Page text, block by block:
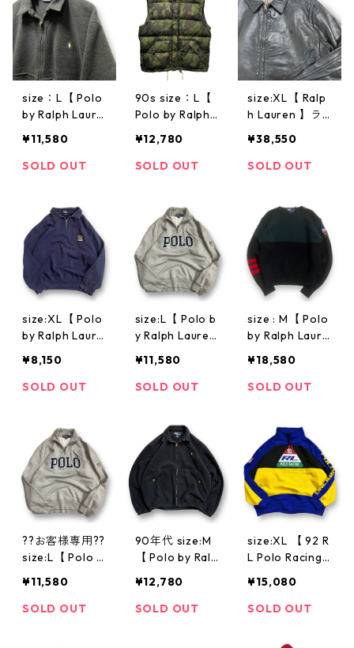
イプ 紺 ネイビ
ー 古着 古着屋
高円寺 ビンテ
ージ n40418
高円寺 ビンテ
ージ n40111
size：L【 Polo
by Ralph Laure
ローレン フリ
ースジャケット
古着屋 ビンテ
ージ n40118
¥11,580
SOLD OUT
90s size：L【
Polo by Ralph
ラルフローレン
ダウンベスト
ザー カモフラ
高円寺 古着 古
着屋 ビンテー
ジ n40124
¥12,780
SOLD OUT
size:XL【 Ralp
h Lauren 】ラ
レザージャケッ
ト スウィング
ストラップ 黒
古着 古着屋 高
円寺 ビンテー
ジ
¥38,550
SOLD OUT
size:XL【 Polo
by Ralph Laure
ルフローレン
ラルフローレン
フジップ ポケ
付き ネイビー
古着 古着屋 高
円寺 ビンテー
ジ n40221
¥8,150
SOLD OUT
size:L【 Polo b
y Ralph Lauren
フローレン ラ
ルフローレン
ェット ハーフ
ジップ 霜降り
グレー グレー
古着 古着屋 高
円寺 ビンテー
ジ n40221
¥11,580
SOLD OUT
size : M【 Polo
by Ralph Laure
ルフローレン
ラルフ スーサ
黒 緑 古着 古着
屋 高円寺 ビン
テージ n40226
¥18,580
SOLD OUT
??お客様専用??
size:L【 Polo b
】ポロバイラル
フローレン ラ
¥11,580
SOLD OUT
90年代 size:M
【 Polo by Ralp
ロ ラルフロー
レン フリース
¥12,780
SOLD OUT
size:XL 【 92 R
L Polo Racing
マルチカラー
古着 古着屋 n4
¥15,080
SOLD OUT